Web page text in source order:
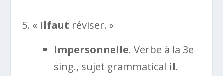
« Ilfaut réviser. »
Impersonnelle. Verbe à la 3e
sing., sujet grammatical il.